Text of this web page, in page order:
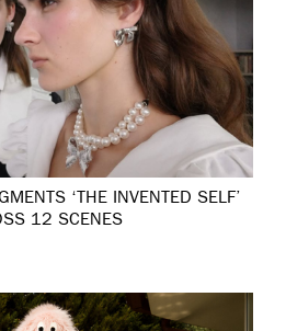
‘THE INVENTED SELF’
12 SCENES